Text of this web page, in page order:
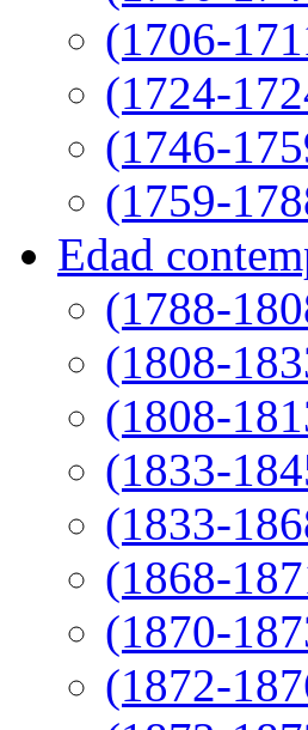
(1706-
(1724-
(1746-
(1759-
Edad
(1788-
(1808-
(1808-
(1833-
(1833-
(1868-
(1870-
(1872-